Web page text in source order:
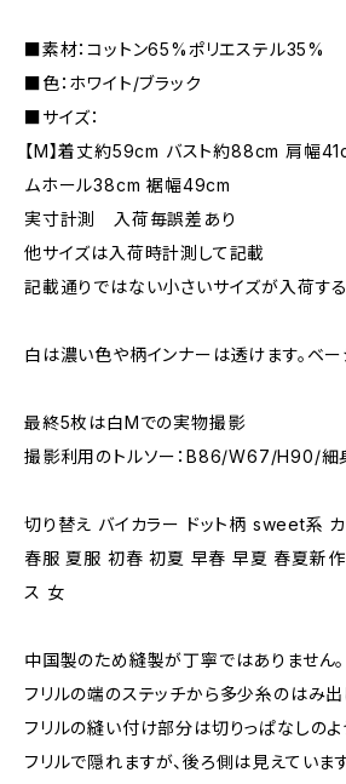
■素材：コットン65%ポリエステル35%
■色：ホワイト/ブラック
■サイズ：
【M】着丈約59cm バスト約88cm 肩幅
ムホール38cm 裾幅49cm
実寸計測 入荷毎誤差あり
他サイズは入荷時計測して記載
記載通りではない小さいサイズが入荷する
白は濃い色や柄インナーは透けます。ベー
最終5枚は白Mでの実物撮影
撮影利用のトルソー：B86/W67/H90/細
切り替え バイカラー ドット柄 sweet系
春服 夏服 初春 初夏 早春 早夏 春夏新作
ス 女
中国製のため縫製が丁寧ではありません。
フリルの端のステッチから多少糸のはみ出
フリルの縫い付け部分は切りっぱなしのよ
フリルで隠れますが、後ろ側は見えていま